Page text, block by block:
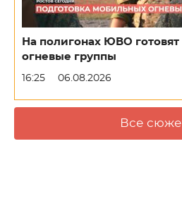
На полигонах ЮВО
огневые группы
16:25 06.08.2026
Все